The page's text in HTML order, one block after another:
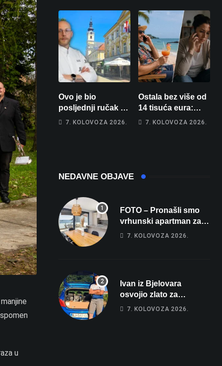
u
more, tri spavaće
sobe i terasa koja
osvaja
osobni rekord od
čak 145,9 dB!
Ovo je bio
posljednji ručak u
Franzu: Poznati
iznenađenje za
7. KOLOVOZA 2026.
Ostala bez više od
14 tisuća eura:
Obećao joj auto za
7. KOLOVOZA 2026.
NEDAVNE OBJAVE
FOTO – Pronašli smo
vrhunski apartman za
odmor: Pogled na
7. KOLOVOZA 2026.
Ivan iz Bjelovara
osvojio zlato za
najglasniji audio sustav
7. KOLOVOZA 2026.